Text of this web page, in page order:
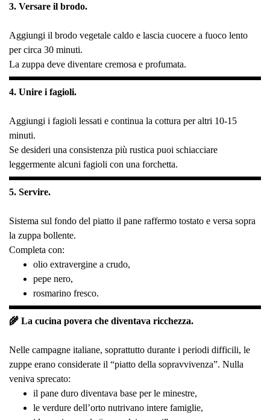
3. Versare il brodo.
Aggiungi il brodo vegetale caldo e lascia cuocere a fuoco lento
per circa 30 minuti.
La zuppa deve diventare cremosa e profumata.
4. Unire i fagioli.
Aggiungi i fagioli lessati e continua la cottura per altri 10-15
minuti.
Se desideri una consistenza più rustica puoi schiacciare
leggermente alcuni fagioli con una forchetta.
5. Servire.
Sistema sul fondo del piatto il pane raffermo tostato e versa sopra
la zuppa bollente.
Completa con:
olio extravergine a crudo,
pepe nero,
rosmarino fresco.
🌾 La cucina povera che diventava ricchezza.
Nelle campagne italiane, soprattutto durante i periodi difficili, le
zuppe erano considerate il “piatto della sopravvivenza”. Nulla
veniva sprecato:
il pane duro diventava base per le minestre,
le verdure dell’orto nutrivano intere famiglie,